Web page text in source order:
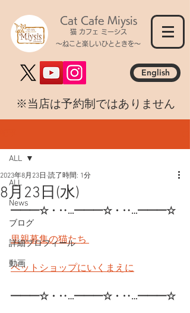
Cat Cafe Miysis
猫 カフェ ミーシス
～ねこと楽しいひとときを～
English
​※当店は予約制ではありません
ALL
News
ブログ
詳細プロフィール
動画
ALL
8月23日(水)
2023年8月23日 読了時間: 1分
━━━☆・‥…━━━☆・‥…━━━☆
里親募集の猫たち
ペットショップにいくまえに
━━━☆・‥…━━━☆・‥…━━━☆